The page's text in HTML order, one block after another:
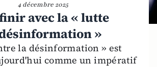
4 décembre 2025
avec la « lutte
»
la désinformation » est
comme un impératif